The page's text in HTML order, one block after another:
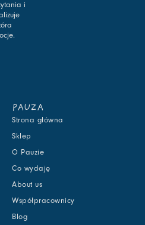
i
PAUZA
Strona główna
Sklep
O Pauzie
Co wydaję
About us
Współpracownicy
Blog